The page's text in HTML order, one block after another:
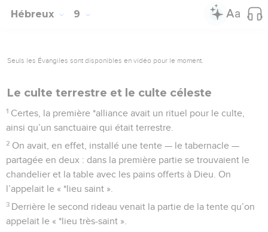
Hébreux 9
Seuls les Évangiles sont disponibles en vidéo pour le moment.
Le culte terrestre et le culte céleste
1 Certes, la première *alliance avait un rituel pour le culte,
ainsi qu’un sanctuaire qui était terrestre.
2 On avait, en effet, installé une tente — le tabernacle —
partagée en deux : dans la première partie se trouvaient le
chandelier et la table avec les pains offerts à Dieu. On
l’appelait le « *lieu saint ».
3 Derrière le second rideau venait la partie de la tente qu’on
appelait le « *lieu très-saint ».